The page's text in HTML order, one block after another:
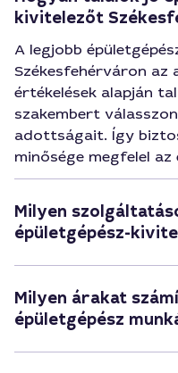
kivitelezőt
A legjobb
Székesfehérváron az
értékelések alapján
szakembert
adottságait. Így
minősége megfelel az
Milyen
épületgépész-
Milyen árakat
épületgépész